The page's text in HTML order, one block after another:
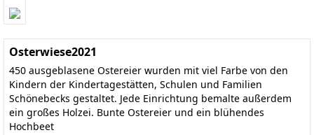
Osterwiese2021
450 ausgeblasene Ostereier wurden mit viel Farbe von den
Kindern der Kindertagestätten, Schulen und Familien
Schönebecks gestaltet. Jede Einrichtung bemalte außerdem
ein großes Holzei. Bunte Ostereier und ein blühendes
Hochbeet